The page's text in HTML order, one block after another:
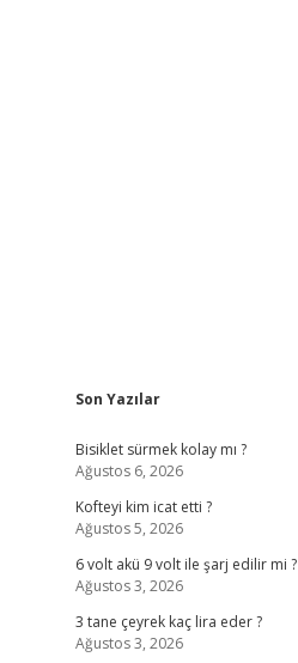
Sidebar
Son Yazılar
Bisiklet sürmek kolay mı ?
Ağustos 6, 2026
Kofteyi kim icat etti ?
Ağustos 5, 2026
6 volt akü 9 volt ile şarj edilir mi ?
Ağustos 3, 2026
3 tane çeyrek kaç lira eder ?
Ağustos 3, 2026